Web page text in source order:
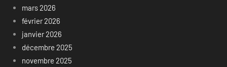
mars 2026
février 2026
janvier 2026
décembre 2025
novembre 2025